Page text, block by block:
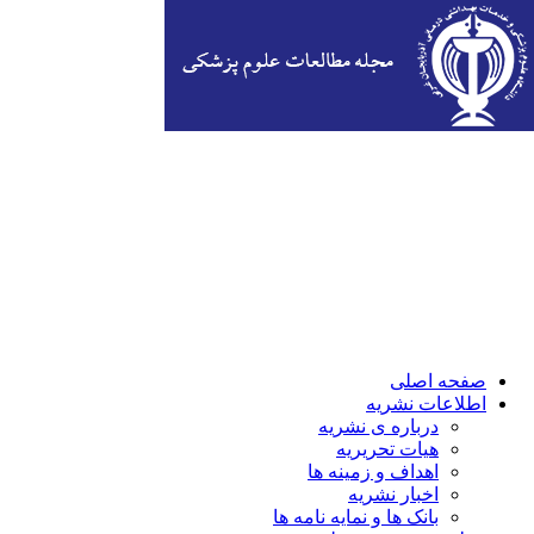
صفحه اصلی
اطلاعات نشریه
درباره ی نشریه
هیات تحریریه
اهداف و زمینه ها
اخبار نشریه
بانک ها و نمایه نامه ها